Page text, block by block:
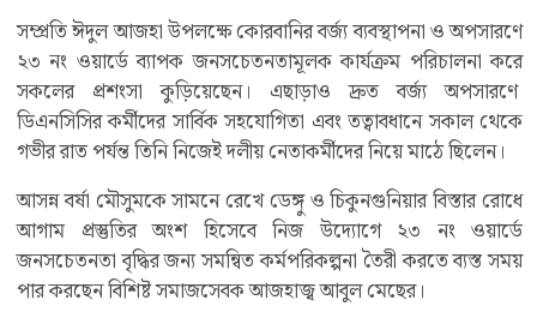
সম্প্রতি ঈদুল আজহা উপলক্ষে কোরবানির বর্জ্য ব্যবস্থাপনা ও অপসারণে
২৩ নং ওয়ার্ডে ব্যাপক জনসচেতনতামূলক কার্যক্রম পরিচালনা করে
সকলের প্রশংসা কুড়িয়েছেন। এছাড়াও দ্রুত বর্জ্য অপসারণে
ডিএনসিসির কর্মীদের সার্বিক সহযোগিতা এবং তত্বাবধানে সকাল থেকে
গভীর রাত পর্যন্ত তিনি নিজেই দলীয় নেতাকর্মীদের নিয়ে মাঠে ছিলেন।
আসন্ন বর্ষা মৌসুমকে সামনে রেখে ডেঙ্গু ও চিকুনগুনিয়ার বিস্তার রোধে
আগাম প্রস্তুতির অংশ হিসেবে নিজ উদ্যোগে ২৩ নং ওয়ার্ডে
জনসচেতনতা বৃদ্ধির জন্য সমন্বিত কর্মপরিকল্পনা তৈরী করতে ব্যস্ত সময়
পার করছেন বিশিষ্ট সমাজসেবক আজহাজ্ব আবুল মেছের।